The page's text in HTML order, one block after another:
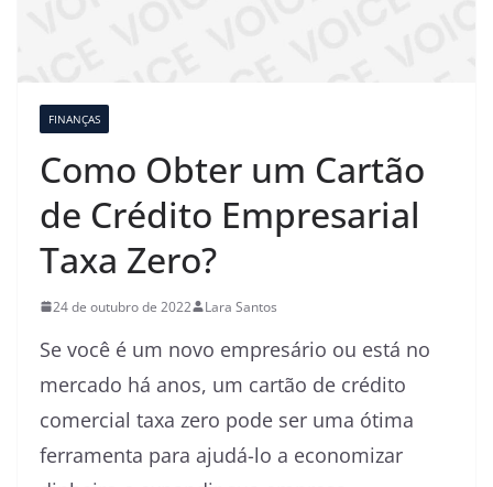
FINANÇAS
Como Obter um Cartão
de Crédito Empresarial
Taxa Zero?
24 de outubro de 2022 Lara Santos
Se você é um novo empresário ou está no
mercado há anos, um cartão de crédito
comercial taxa zero pode ser uma ótima
ferramenta para ajudá-lo a economizar